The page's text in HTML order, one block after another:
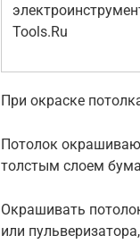
Tools.Ru
При окраске
Потолок
толстым слоем
Окрашивать
или